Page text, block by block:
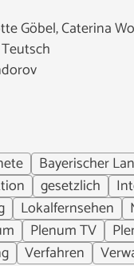
Göbel, Caterina
Bayerischer
gesetzlich
Lokalfernsehen
Plenum TV
Verfahren